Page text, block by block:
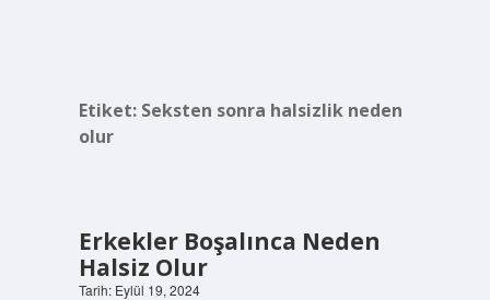
Etiket: Seksten sonra halsizlik neden
olur
Erkekler Boşalınca Neden
Halsiz Olur
Tarih: Eylül 19, 2024